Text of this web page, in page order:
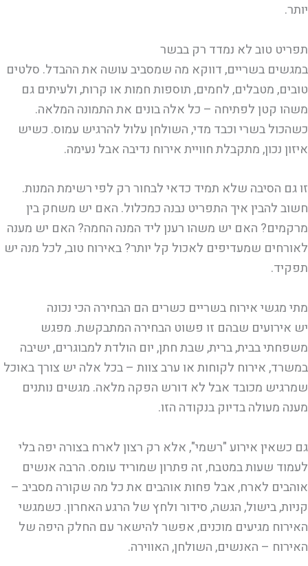
יותר.
תפריט טוב לא נמדד רק בבשר
במגשים בשריים, דווקא מה שמסביב עושה את ההבדל. סלטים
טובים, מטבלים, לחמים, תוספות חמות או קרות, ולעיתים גם
משהו קטן לפתיחה – כל אלה בונים את התמונה המלאה.
כשהכול בשרי וכבד מדי, השולחן עלול להרגיש עמוס. כשיש
איזון נכון, מתקבלת חוויית אירוח נדיבה אבל נעימה.
זו גם הסיבה שלא תמיד כדאי לבחור רק לפי רשימת המנות.
חשוב להבין איך התפריט נבנה כמכלול. האם יש משחק בין
מרקמים? האם יש משהו רענן ליד המנה החמה? האם יש מענה
לאורחים שמעדיפים לאכול קל יותר? באירוח טוב, לכל מנה יש
תפקיד.
מתי מגשי אירוח בשריים כשרים הם הבחירה הכי נכונה
יש אירועים שבהם זו פשוט הבחירה המתבקשת. מפגש
משפחתי בבית, ברית, שבת חתן, יום הולדת למבוגרים, ישיבה
במשרד, אירוח לקוחות או ערב צוות – בכל אלה יש צורך באוכל
שמרגיש מכובד אבל לא דורש הפקה מלאה. מגשים נותנים
מענה מעולה בדיוק בנקודה הזו.
גם כשאין אירוע "רשמי", אלא רק רצון לארח בצורה יפה בלי
לעמוד שעות במטבח, זה פתרון שמוריד עומס. הרבה אנשים
אוהבים לארח, אבל פחות אוהבים את כל מה שקורה מסביב –
קניות, בישול, הגשה, סידור ולחץ של הרגע האחרון. כשמגשי
האירוח מגיעים מוכנים, אפשר להישאר עם החלק היפה של
האירוח – האנשים, השולחן, האווירה.